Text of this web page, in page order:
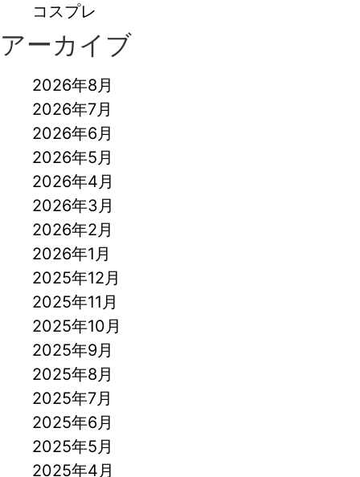
コスプレ
アーカイブ
2026年8月
2026年7月
2026年6月
2026年5月
2026年4月
2026年3月
2026年2月
2026年1月
2025年12月
2025年11月
2025年10月
2025年9月
2025年8月
2025年7月
2025年6月
2025年5月
2025年4月